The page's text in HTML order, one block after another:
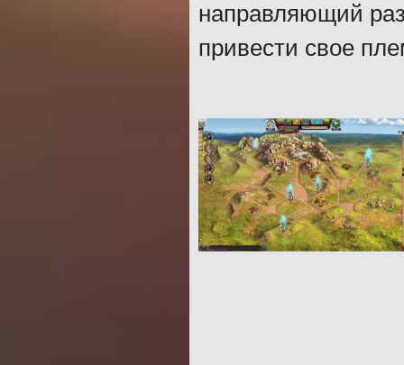
направляющий
привести свое